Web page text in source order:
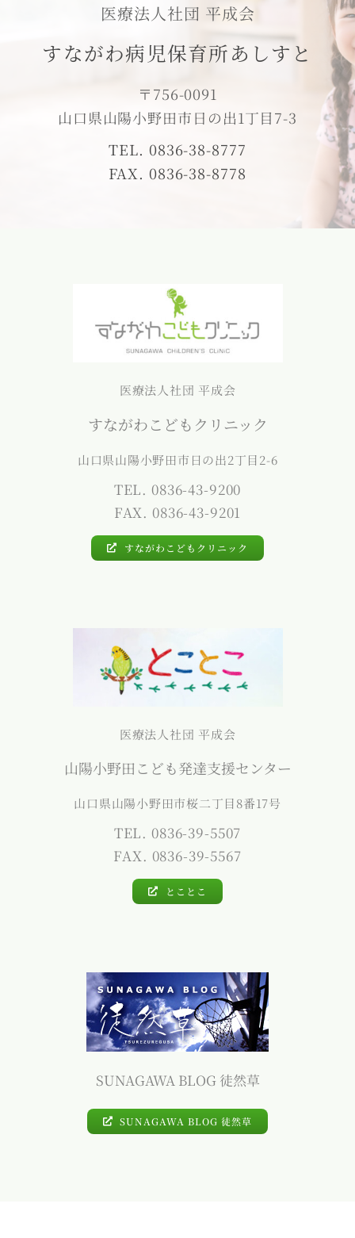
医療法人社団 平成会
すながわ病児保育所あしすと
〒756-0091
山口県山陽小野田市日の出1丁目7-3
TEL. 0836-38-8777
FAX. 0836-38-8778
医療法人社団 平成会
すながわこどもクリニック
山口県山陽小野田市日の出2丁目2-6
TEL. 0836-43-9200
FAX. 0836-43-9201
すながわこどもクリニック
医療法人社団 平成会
山陽小野田こども発達支援センター
山口県山陽小野田市桜二丁目8番17号
TEL. 0836-39-5507
FAX. 0836-39-5567
とことこ
SUNAGAWA BLOG 徒然草
SUNAGAWA BLOG 徒然草